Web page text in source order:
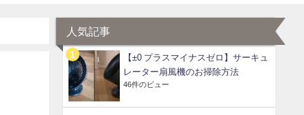
人気記事
【±0 プラスマイナスゼロ】サーキュ
レーター扇風機のお掃除方法
46件のビュー